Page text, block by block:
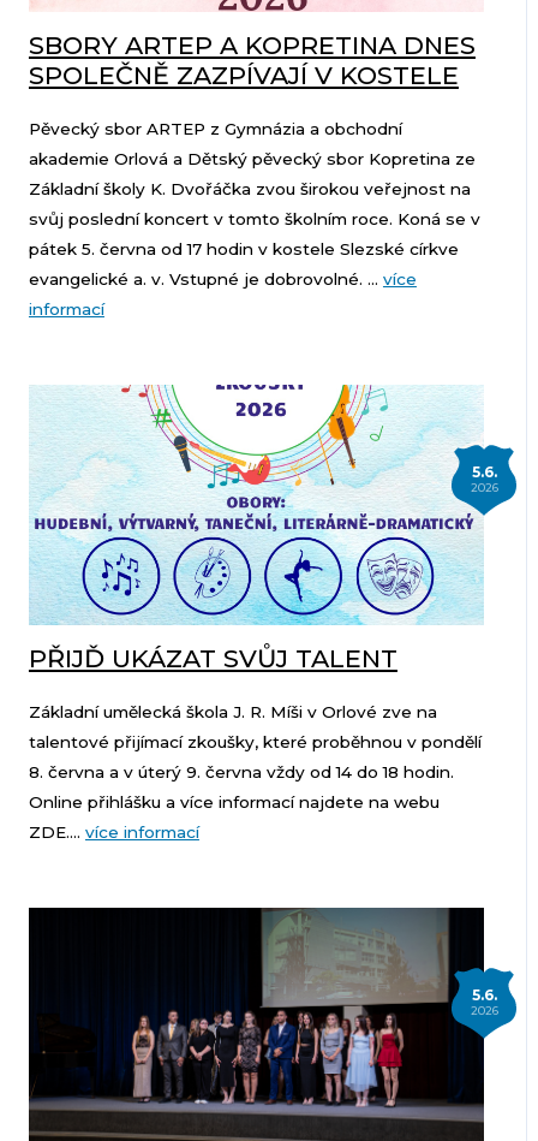
SBORY ARTEP A KOPRETINA DNES
SPOLEČNĚ ZAZPÍVAJÍ V KOSTELE
Pěvecký sbor ARTEP z Gymnázia a obchodní
akademie Orlová a Dětský pěvecký sbor Kopretina ze
Základní školy K. Dvořáčka zvou širokou veřejnost na
svůj poslední koncert v tomto školním roce. Koná se v
pátek 5. června od 17 hodin v kostele Slezské církve
evangelické a. v. Vstupné je dobrovolné. ... více
informací
5.6.
2026
PŘIJĎ UKÁZAT SVŮJ TALENT
Základní umělecká škola J. R. Míši v Orlové zve na
talentové přijímací zkoušky, které proběhnou v pondělí
8. června a v úterý 9. června vždy od 14 do 18 hodin.
Online přihlášku a více informací najdete na webu
ZDE.... více informací
5.6.
2026